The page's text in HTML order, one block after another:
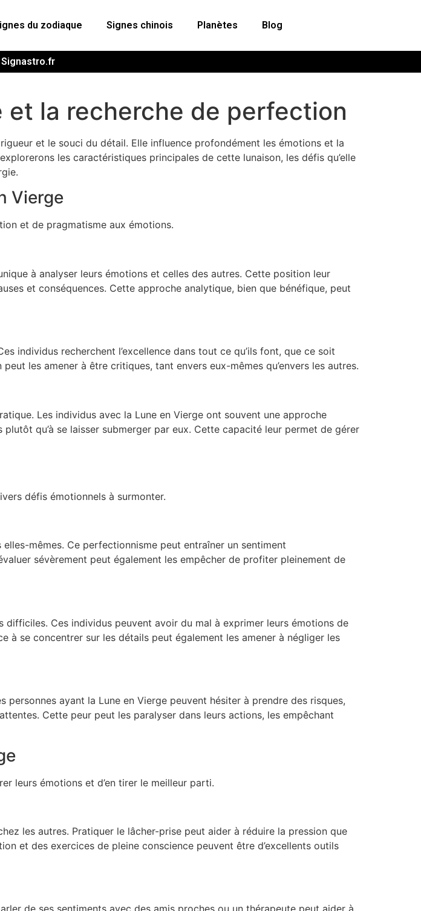
du zodiaque Signes chinois Planètes Blog
et la recherche de perfection
et le souci du détail. Elle influence profondément les émotions et la
les caractéristiques principales de cette lunaison, les défis qu’elle
Vierge
et de pragmatisme aux émotions.
à analyser leurs émotions et celles des autres. Cette position leur
et conséquences. Cette approche analytique, bien que bénéfique, peut
individus recherchent l’excellence dans tout ce qu’ils font, que ce soit
les amener à être critiques, tant envers eux-mêmes qu’envers les autres.
Les individus avec la Lune en Vierge ont souvent une approche
qu’à se laisser submerger par eux. Cette capacité leur permet de gérer
défis émotionnels à surmonter.
mêmes. Ce perfectionnisme peut entraîner un sentiment
sévèrement peut également les empêcher de profiter pleinement de
Ces individus peuvent avoir du mal à exprimer leurs émotions de
à se concentrer sur les détails peut également les amener à négliger les
ayant la Lune en Vierge peuvent hésiter à prendre des risques,
Cette peur peut les paralyser dans leurs actions, les empêchant
leurs émotions et d’en tirer le meilleur parti.
les autres. Pratiquer le lâcher-prise peut aider à réduire la pression que
et des exercices de pleine conscience peuvent être d’excellents outils